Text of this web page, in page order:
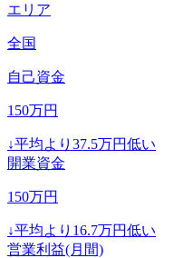
エリア
全国
自己資金
150万円
↓平均より 37.5万円低い
開業資金
150万円
↓平均より 16.7万円低い
営業利益(月間)